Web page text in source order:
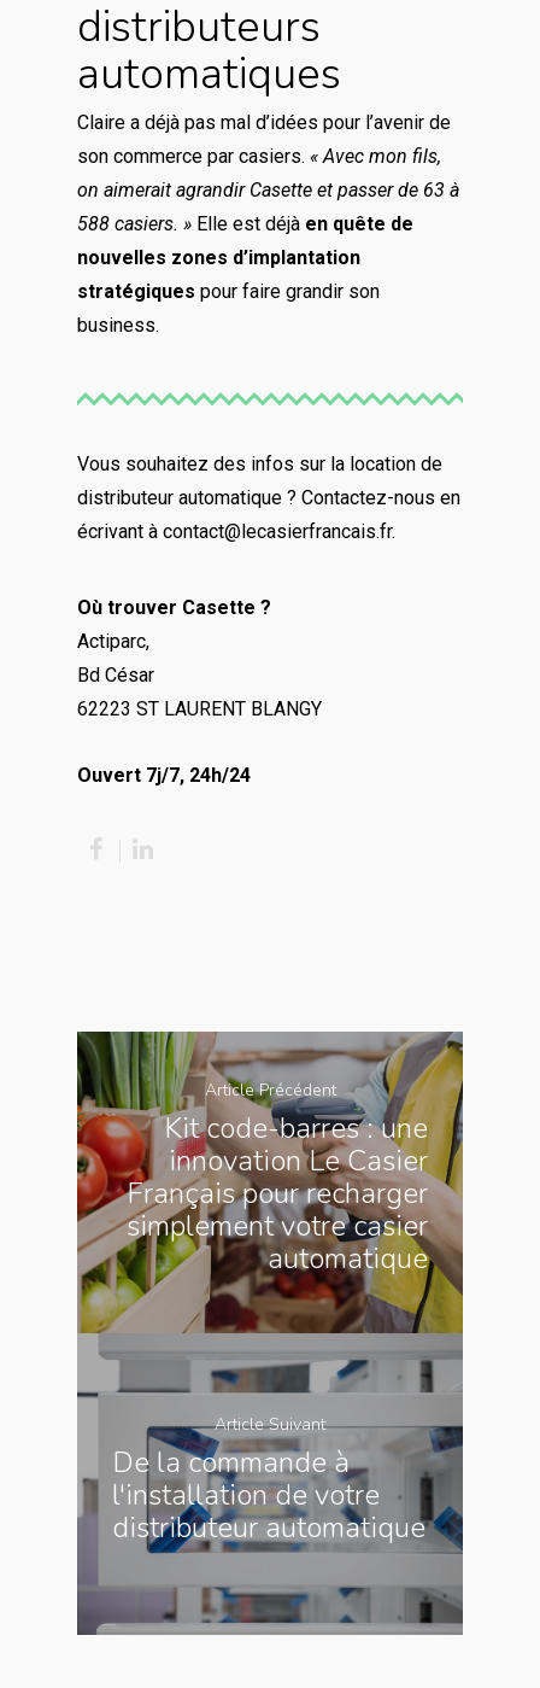
distributeurs
automatiques
Claire a déjà pas mal d’idées pour l’avenir de
son commerce par casiers. « Avec mon fils,
on aimerait agrandir Casette et passer de 63 à
588 casiers. » Elle est déjà en quête de
nouvelles zones d’implantation
stratégiques pour faire grandir son
business.
Vous souhaitez des infos sur la location de
distributeur automatique ? Contactez-nous en
écrivant à contact@lecasierfrancais.fr.
Où trouver Casette ?
Actiparc,
Bd César
62223 ST LAURENT BLANGY
Ouvert 7j/7, 24h/24
Article Précédent
Kit code-barres : une
innovation Le Casier
Français pour recharger
simplement votre casier
automatique
Article Suivant
De la commande à
l'installation de votre
distributeur automatique